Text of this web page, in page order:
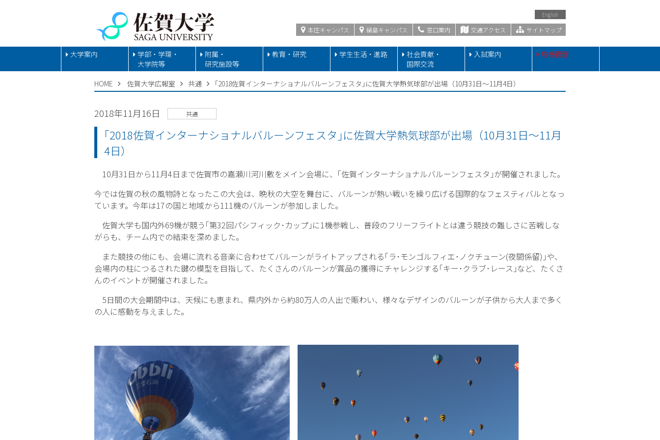
English
本庄キャンパス 鍋島キャンパス 窓口案内 交通アクセス サイトマップ
大学案内
学部・学環・
大学院等
附属・
研究施設等
教育・研究 学生生活・進路
社会貢献・
国際交流
入試案内 危機管理
HOME 佐賀大学広報室 共通 ｢2018佐賀インターナショナルバルーンフェスタ｣に佐賀大学熱気球部が出場（10月31日～11月4日）
2018年11月16日 共通
｢2018佐賀インターナショナルバルーンフェスタ｣に佐賀大学熱気球部が出場（10月31日～11月
4日）
10月31日から11月4日まで佐賀市の嘉瀬川河川敷をメイン会場に、｢佐賀インターナショナルバルーンフェスタ｣が開催されました。
今では佐賀の秋の風物詩となったこの大会は、晩秋の大空を舞台に、バルーンが熱い戦いを繰り広げる国際的なフェスティバルとなっ
ています。今年は17の国と地域から111機のバルーンが参加しました。
佐賀大学も国内外69機が競う｢第32回パシフィック･カップ｣に1機参戦し、普段のフリーフライトとは違う競技の難しさに苦戦しな
がらも、チーム内での結束を深めました。
また競技の他にも、会場に流れる音楽に合わせてバルーンがライトアップされる｢ラ･モンゴルフィエ･ノクチューン(夜間係留)｣や、
会場内の柱につるされた鍵の模型を目指して、たくさんのバルーンが賞品の獲得にチャレンジする｢キー･クラブ･レース｣など、たくさ
んのイベントが開催されました。
5日間の大会期間中は、天候にも恵まれ、県内外から約80万人の人出で賑わい、様々なデザインのバルーンが子供から大人まで多く
の人に感動を与えました。